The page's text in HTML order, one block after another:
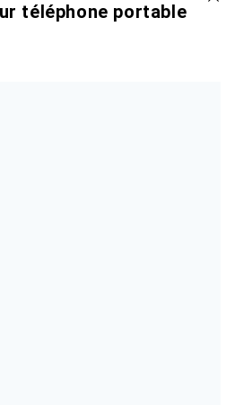
téléphone portable